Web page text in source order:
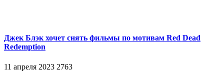
Джек Блэк хочет снять фильмы по мотивам Red Dead
Redemption
11 апреля 2023 2763